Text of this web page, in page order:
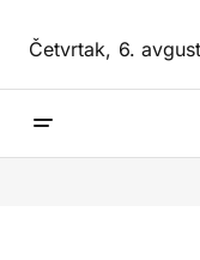
Četvrtak,6.